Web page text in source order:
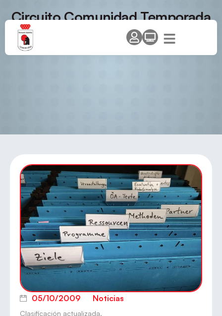
Circuito Comunidad Temporada
2009/10
05/10/2009 Noticias
Clasificación actualizada.